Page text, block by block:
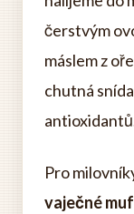
čerstvým
máslem z
chutná
Pro
vaječné